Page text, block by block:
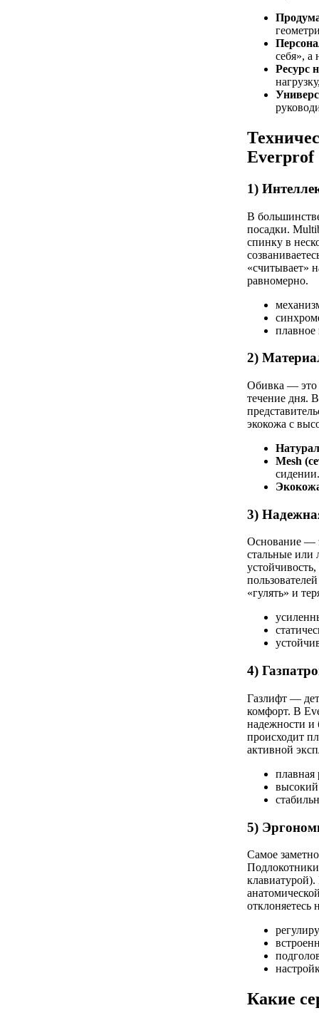
себя», а
Ресурс
Everprof
1)
В
посадки.
спинку в
«считывает»
равномерно.
плавное
2)
Обивка — это
течение дня.
экокожа с
Mesh
сидении.
3)
Основание —
стальные или
«гулять» и
4)
Газлифт —
комфорт. В
надежности и
происходит
активной
плавная
высокий
5)
Самое
отклоняетесь
Какие